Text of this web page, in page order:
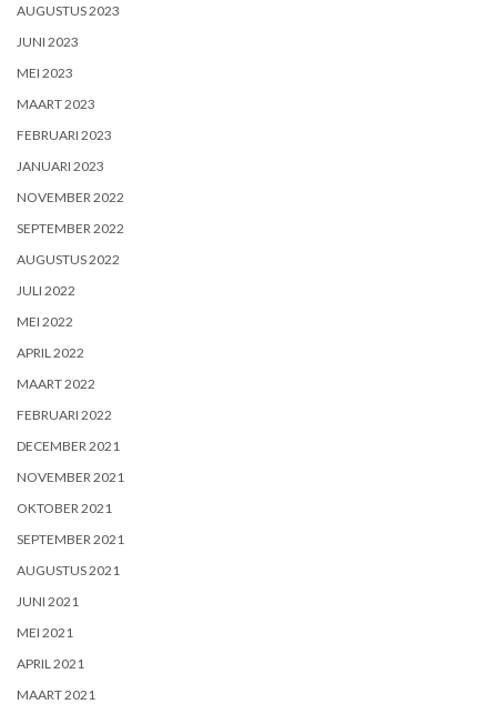
AUGUSTUS 2023
JUNI 2023
MEI 2023
MAART 2023
FEBRUARI 2023
JANUARI 2023
NOVEMBER 2022
SEPTEMBER 2022
AUGUSTUS 2022
JULI 2022
MEI 2022
APRIL 2022
MAART 2022
FEBRUARI 2022
DECEMBER 2021
NOVEMBER 2021
OKTOBER 2021
SEPTEMBER 2021
AUGUSTUS 2021
JUNI 2021
MEI 2021
APRIL 2021
MAART 2021